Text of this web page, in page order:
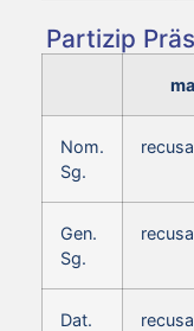
Partizip
Nom.
Sg.
Gen.
Sg.
Dat.